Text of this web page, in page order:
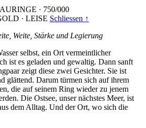
· 750/000
· LEISE Schliessen ↑
Weite, Stärke und Legierung
selbst, ein Ort vermeintlicher
ist es geladen und gewaltig. Dann sanft
zeigt diese zwei Gesichter. Sie ist
glättend. Darum türmen sich auf ihrem
die auf seinem Ring wieder zu jenem
Die Ostsee, unser nächstes Meer, ist
dem Alltag. Und der Ort, wo sich die